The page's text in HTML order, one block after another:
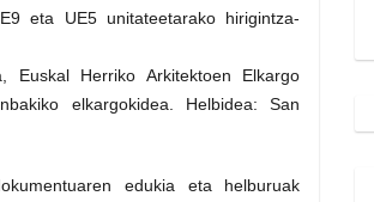
eta UE5 unitateetarako hirigintza-
Euskal Herriko Arkitektoen Elkargo
elkargokidea. Helbidea: San
edukia eta helburuak